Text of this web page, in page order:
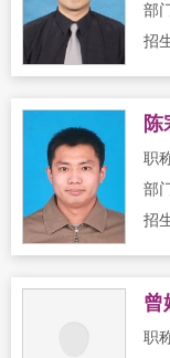
部
招
陈
职
部
招
曾
职